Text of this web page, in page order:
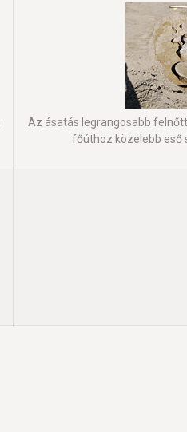
Az ásatás legrangosabb
főúthoz közelebb eső